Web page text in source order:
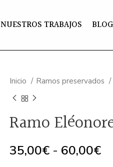
NUESTROS TRABAJOS BLOG
Inicio Ramos preservados
Ramo
35,00€ - 60,00€